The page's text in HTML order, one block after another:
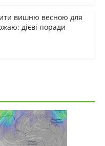
вишню весною для
дієві поради